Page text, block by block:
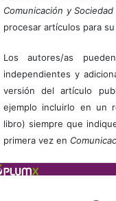
Comunicación y Sociedad
procesar artículos para
Los autores/as
independientes y
versión del artículo
ejemplo incluirlo en un
libro) siempre que
primera vez en